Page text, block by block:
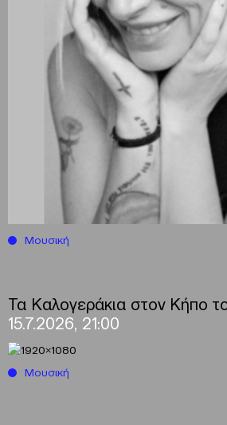
Μουσική
Τα Καλογεράκια στον Κήπο
15.7.2026, 21:00
Μουσική